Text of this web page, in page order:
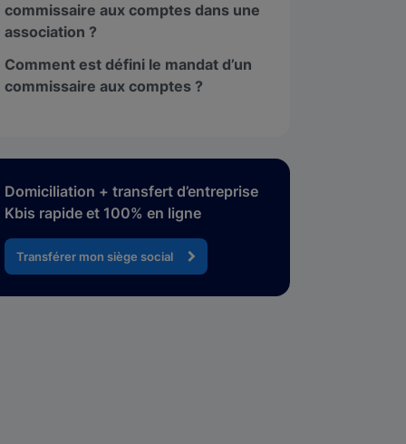
commissaire aux comptes dans une
association ?
Comment est défini le mandat d’un
commissaire aux comptes ?
Domiciliation + transfert d’entreprise
Kbis rapide et 100% en ligne
Transférer mon siège social